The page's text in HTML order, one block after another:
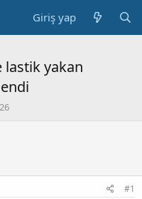
Giriş yap
lastik yakan
#1